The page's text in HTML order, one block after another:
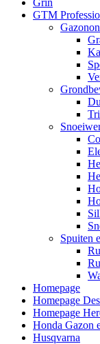
GTM
Spuiten
Homepage
Homepage
Homepage
Honda Gazon
Husqvarna